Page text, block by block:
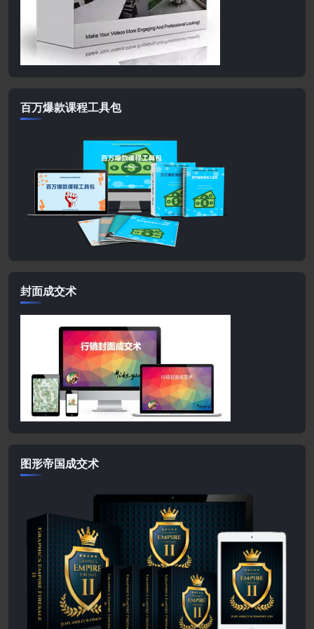
百万爆款课程工具包
封面成交术
图形帝国成交术